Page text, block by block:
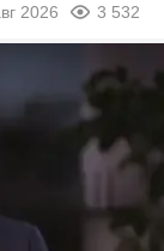
2026 3 532